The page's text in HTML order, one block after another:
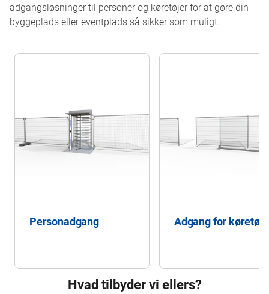
adgangsløsninger til personer og køretøjer for at gøre din
byggeplads eller eventplads så sikker som muligt.
Personadgang Adgang for
Hvad tilbyder vi ellers?